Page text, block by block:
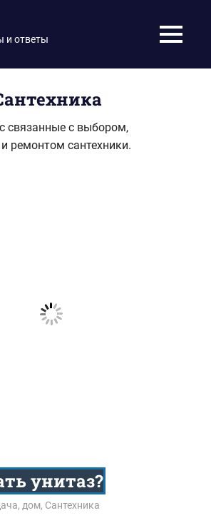
Почемуже.рф
и ответы МЕНЮ
связанные с выбором,
ремонтом сантехники.
унитаз?
дом, Сантехника